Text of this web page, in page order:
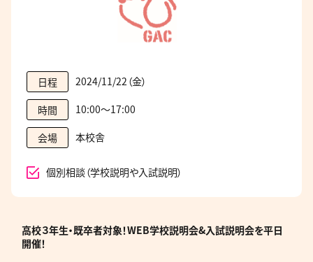
日程 2024/11/22（金）
時間 10:00～17:00
会場 本校舎
個別相談（学校説明や入試説明）
高校３年生・既卒者対象！WEB学校説明会&入試説明会を平日
開催！